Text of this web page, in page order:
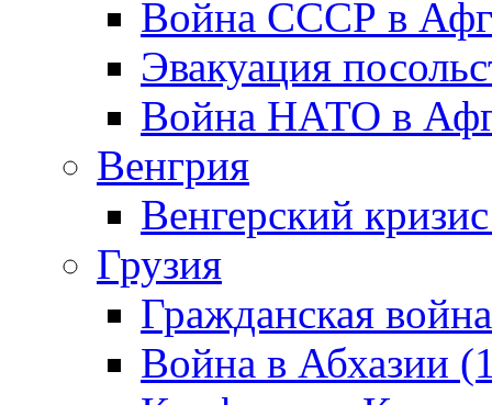
Война СССР в
Эвакуация
Война НАТО в
Венгрия
Венгерский
Грузия
Гражданская
Война в Абхазии